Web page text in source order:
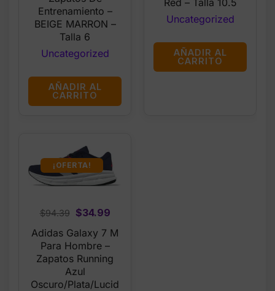
Entrenamiento –
BEIGE MARRON –
Talla 6
Uncategorized
AÑADIR AL
CARRITO
Red – Talla 10.5
Uncategorized
AÑADIR AL
CARRITO
¡OFERTA!
$94.39
Original
price
was:
$94.39.
$34.99Current
price
$34.99.
Adidas Galaxy 7 M
Para Hombre –
Zapatos Running
Azul
Oscuro/Plata/Lucid